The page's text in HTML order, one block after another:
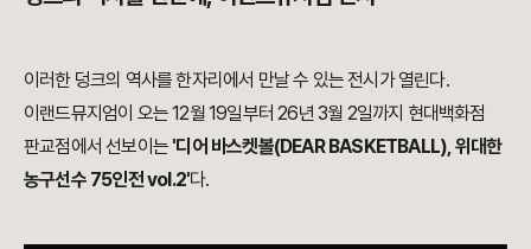
이러한 덩크의 역사를 한자리에서 만날 수 있는 전시가 열린다.
이랜드뮤지엄이 오는 12월 19일부터 26년 3월 2일까지 현대백화점
판교점에서 선보이는 '디어 바스켓볼(DEAR BASKETBALL), 위대한
농구선수 75인전 vol.2'다.